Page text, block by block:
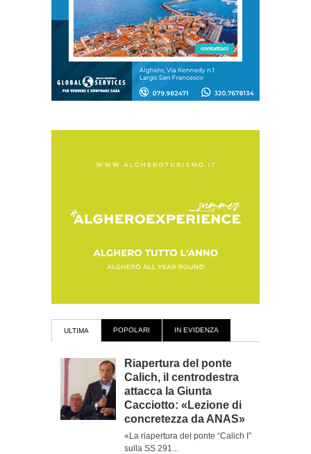
ULTIMA POPOLARI IN EVIDENZA
Riapertura del ponte
Calich, il centrodestra
attacca la Giunta
Cacciotto: «Lezione di
concretezza da ANAS»
«La riapertura del ponte “Calich I”
sulla SS 291...